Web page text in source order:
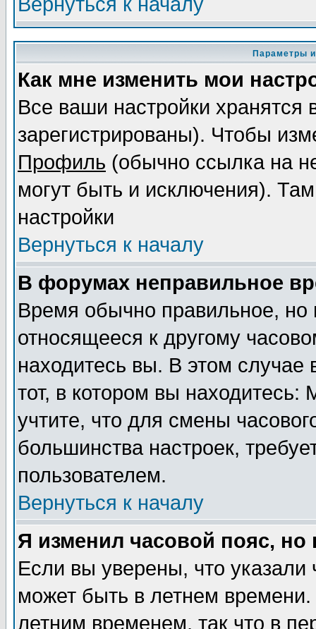
Параметры
Как мне изменить мои
Все ваши настройки
зарегистрированы). Чтобы
Профиль (обычно ссылка на
могут быть и исключения).
настройки
Вернуться к началу
В форумах неправильное
Время обычно правильное,
относящееся к другому
находитесь вы. В этом
тот, в котором вы
учтите, что для смены
большинства настроек,
пользователем.
Вернуться к началу
Я изменил часовой пояс,
Если вы уверены, что указали
может быть в летнем
летним временем, так что в